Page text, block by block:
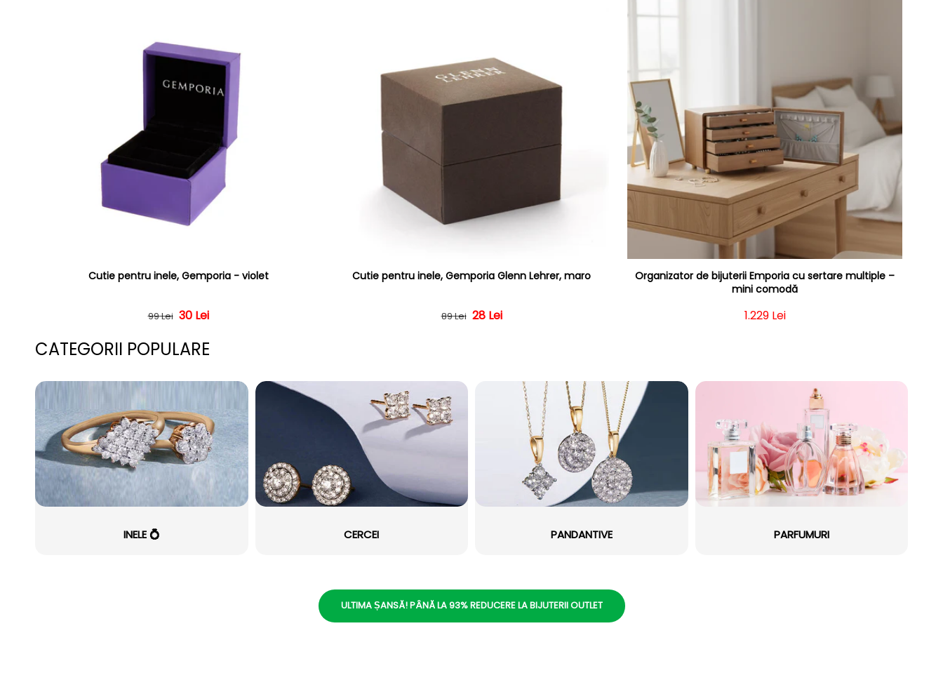
Cutie pentru inele, Gemporia - violet
Preț obișnuit
99 Lei Preț redus
30 Lei
Cutie pentru inele, Gemporia Glenn Lehrer, maro
Preț obișnuit
89 Lei Preț redus
28 Lei
Organizator de bijuterii Emporia cu sertare multiple –
mini comodă
Preț obișnuit
1.229 Lei
CATEGORII POPULARE
INELE 💍 CERCEI PANDANTIVE PARFUMURI
ULTIMA ȘANSĂ! PÂNĂ LA 93% REDUCERE LA BIJUTERII OUTLET